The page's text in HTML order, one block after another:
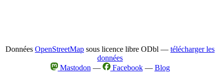
Données OpenStreetMap sous licence libre ODbl — télécharger les
données
Mastodon — Facebook— Blog